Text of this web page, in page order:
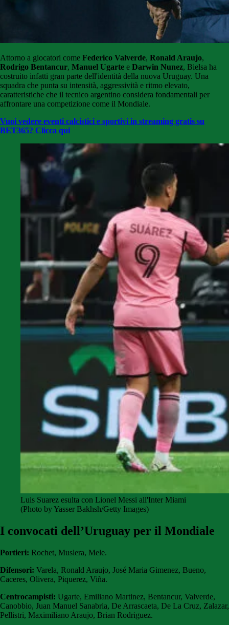
Attorno a giocatori come Federico Valverde, Ronald Araujo,
Rodrigo Bentancur, Manuel Ugarte e Darwin Nunez, Bielsa ha
costruito infatti gran parte dell'identità della nuova Uruguay. Una
squadra che punta su intensità, aggressività e ritmo elevato,
caratteristiche che il tecnico argentino considera fondamentali per
affrontare una competizione come il Mondiale.
Vuoi vedere eventi calcistici e sportivi in streaming gratis su
BET365? Clicca qui
Luis Suarez esulta con Lionel Messi all'Inter Miami
(Photo by Yasser Bakhsh/Getty Images)
I convocati dell’Uruguay per il Mondiale
Portieri: Rochet, Muslera, Mele.
Difensori: Varela, Ronald Araujo, José Maria Gimenez, Bueno,
Caceres, Olivera, Piquerez, Viña.
Centrocampisti: Ugarte, Emiliano Martinez, Bentancur, Valverde,
Canobbio, Juan Manuel Sanabria, De Arrascaeta, De La Cruz, Zalazar,
Pellistri, Maximiliano Araujo, Brian Rodriguez.